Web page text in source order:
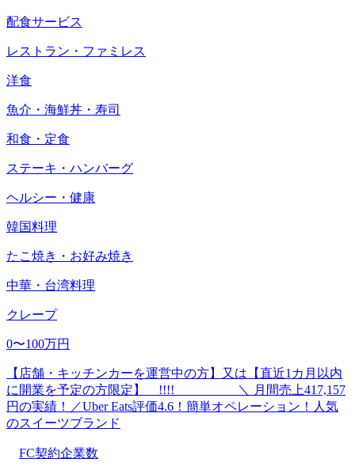
配食サービス
レストラン・ファミレス
洋食
魚介・海鮮丼・寿司
和食・定食
ステーキ・ハンバーグ
ヘルシー・健康
韓国料理
たこ焼き・お好み焼き
中華・台湾料理
クレープ
0〜100万円
【店舗・キッチンカーを運営中の方】又は【直近1カ月以内
に開業を予定の方限定】 !!!! ＼ 月間売上417,157
円の実績！／Uber Eats評価4.6！簡単オペレーション！人気
のスイーツブランド
FC契約企業数